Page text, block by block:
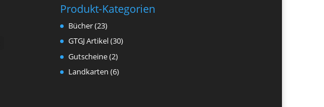
Produkt-Kategorien
Bücher(23)
GTGJ Artikel(30)
Gutscheine(2)
Landkarten (6)